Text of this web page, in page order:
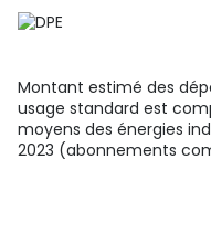
Montant estimé des
usage standard est
moyens des énergies
2023 (abonnements